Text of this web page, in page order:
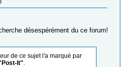
désespérément du ce forum!
de ce sujet l'a marqué par
It".